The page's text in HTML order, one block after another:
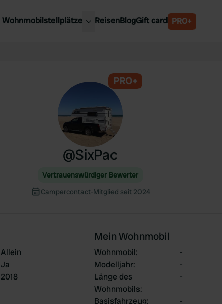
Wohnmobilstellplätze ReisenBlogGift card PRO+
PRO+
@SixPac
Vertrauenswürdiger Bewerter
Campercontact-Mitglied seit 2024
Allein
Ja
2018
Mein Wohnmobil
Wohnmobil:
-
Modelljahr:
-
Länge des
Wohnmobils:
-
Basisfahrzeug:
-